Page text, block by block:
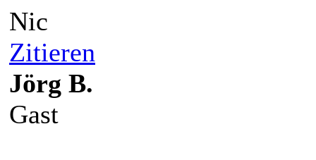
Nic
Zitieren
Jörg B.
Gast